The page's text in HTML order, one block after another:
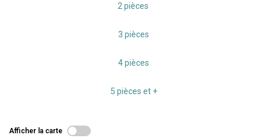
CONTACT
2 pièces
3 pièces
4 pièces
5 pièces et +
Afficher la carte